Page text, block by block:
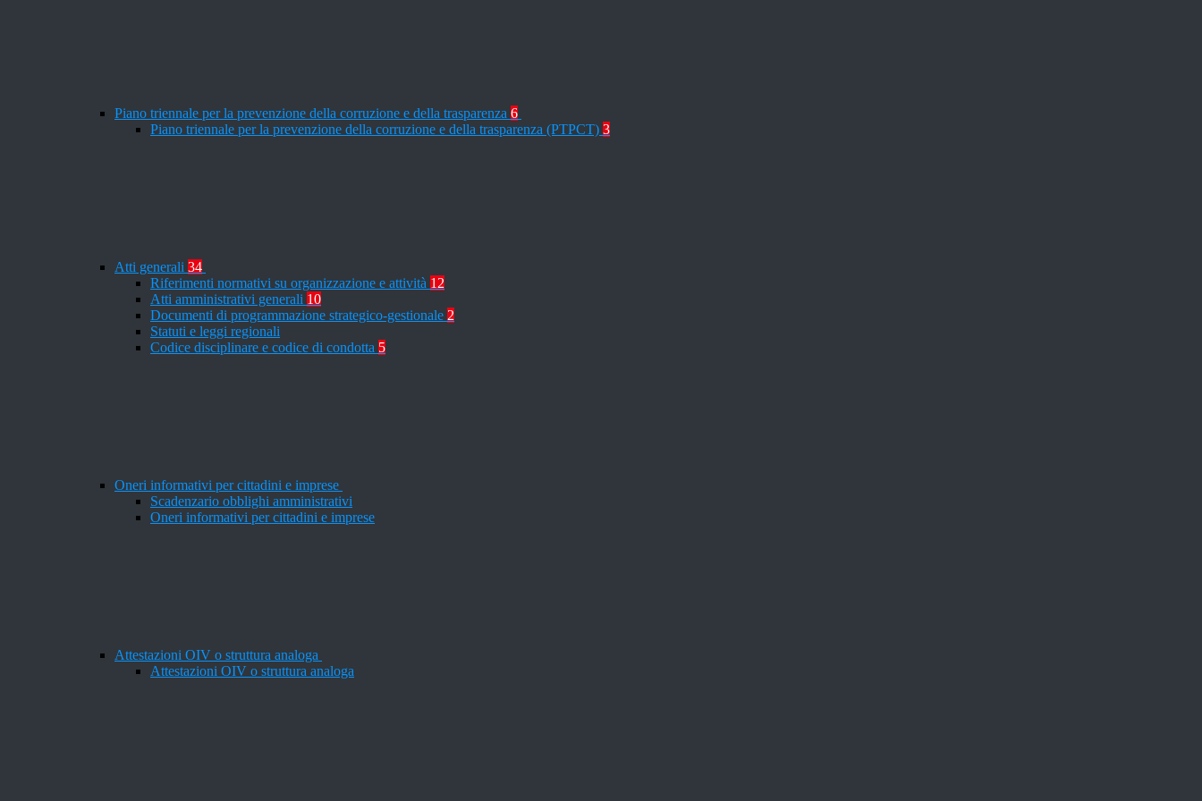
Piano triennale per la prevenzione della corruzione e della trasparenza 6
Piano triennale per la prevenzione della corruzione e della trasparenza (PTPCT) 3
Atti generali 34
Riferimenti normativi su organizzazione e attività 12
Atti amministrativi generali 10
Documenti di programmazione strategico-gestionale 2
Statuti e leggi regionali
Codice disciplinare e codice di condotta 5
Oneri informativi per cittadini e imprese
Scadenzario obblighi amministrativi
Oneri informativi per cittadini e imprese
Attestazioni OIV o struttura analoga
Attestazioni OIV o struttura analoga